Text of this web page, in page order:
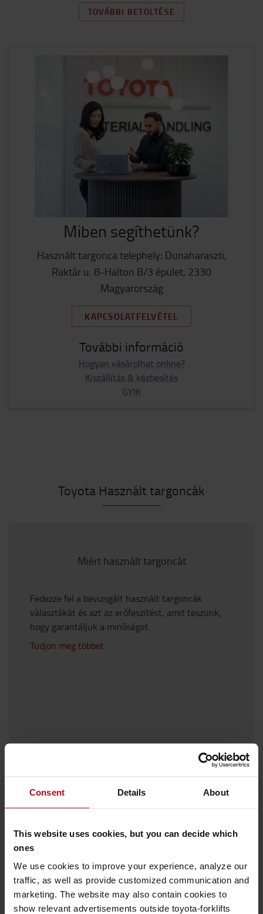
Consent Details About
This website uses cookies, but you can decide which
ones
We use cookies to improve your experience, analyze our
traffic, as well as provide customized communication and
marketing. The website may also contain cookies to
show relevant advertisements outside toyota-forklifts
TOVÁBBI BETÖLTÉSE
Miben segíthetünk?
Használt targonca telephely: Dunaharaszti,
Raktár u. 8-Halton B/3 épület, 2330
Magyarország
KAPCSOLATFELVÉTEL
További információ
Hogyan vásárolhat online?
Kiszállítás & kézbesítés
GYIK
Toyota Használt targoncák
Miért használt targoncát
Fedezze fel a bevizsgált használt targoncák
választékát és azt az erőfeszítést, amit teszünk,
hogy garantáljuk a minőséget.
Tudjon meg többet
Miért használt
targoncát
finanszírozzuk
Vásároljon használt targoncát online